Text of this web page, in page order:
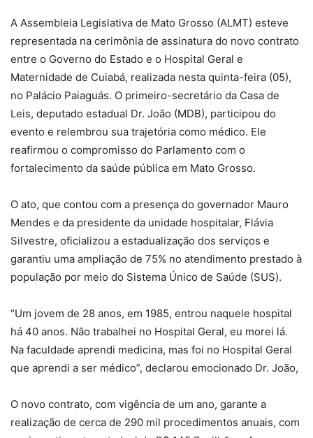
A Assembleia Legislativa de Mato Grosso (ALMT) esteve
representada na cerimônia de assinatura do novo contrato
entre o Governo do Estado e o Hospital Geral e
Maternidade de Cuiabá, realizada nesta quinta-feira (05),
no Palácio Paiaguás. O primeiro-secretário da Casa de
Leis, deputado estadual Dr. João (MDB), participou do
evento e relembrou sua trajetória como médico. Ele
reafirmou o compromisso do Parlamento com o
fortalecimento da saúde pública em Mato Grosso.
O ato, que contou com a presença do governador Mauro
Mendes e da presidente da unidade hospitalar, Flávia
Silvestre, oficializou a estadualização dos serviços e
garantiu uma ampliação de 75% no atendimento prestado à
população por meio do Sistema Único de Saúde (SUS).
“Um jovem de 28 anos, em 1985, entrou naquele hospital
há 40 anos. Não trabalhei no Hospital Geral, eu morei lá.
Na faculdade aprendi medicina, mas foi no Hospital Geral
que aprendi a ser médico”, declarou emocionado Dr. João,
O novo contrato, com vigência de um ano, garante a
realização de cerca de 290 mil procedimentos anuais, com